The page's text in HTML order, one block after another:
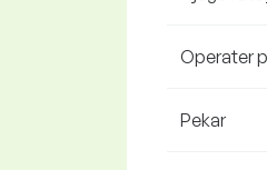
Operater
Pekar